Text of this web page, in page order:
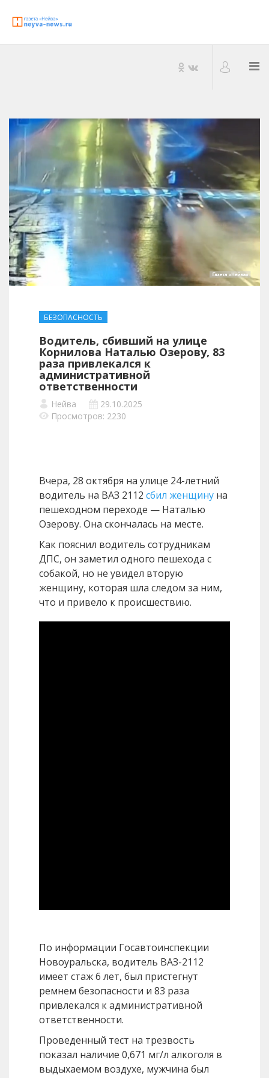
БЕЗОПАСНОСТЬ
Водитель, сбивший на улице
Корнилова Наталью Озерову, 83
раза привлекался к
административной
ответственности
Нейва
29.10.2025
Просмотров: 2230
Вчера, 28 октября на улице 24-летний
водитель на ВАЗ 2112 сбил женщину на
пешеходном переходе — Наталью
Озерову. Она скончалась на месте.
Как пояснил водитель сотрудникам
ДПС, он заметил одного пешехода с
собакой, но не увидел вторую
женщину, которая шла следом за ним,
что и привело к происшествию.
По информации Госавтоинспекции
Новоуральска, водитель ВАЗ-2112
имеет стаж 6 лет, был пристегнут
ремнем безопасности и 83 раза
привлекался к административной
ответственности.
Проведенный тест на трезвость
показал наличие 0,671 мг/л алкоголя в
выдыхаемом воздухе, мужчина был